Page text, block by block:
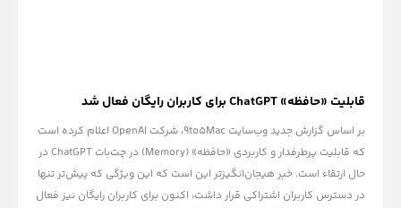
قابلیت «حافظه» ChatGPT برای کاربران رایگان فعال شد
بر اساس گزارش جدید وب‌سایت 9to5Mac، شرکت OpenAI اعلام کرده است
که قابلیت پرطرفدار و کاربردی «حافظه» (Memory) در چت‌بات ChatGPT در
حال ارتقاء است. خبر هیجان‌انگیزتر این است که این ویژگی که پیش‌تر تنها
در دسترس کاربران اشتراکی قرار داشت، اکنون برای کاربران رایگان نیز فعال